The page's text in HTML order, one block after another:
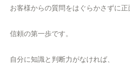
お客様からの質問をはぐらかさずに
信頼の第一歩です。
自分に知識と判断力がなければ、